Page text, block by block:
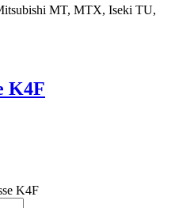
MT, MTX, Iseki TU,
K4F
K4F